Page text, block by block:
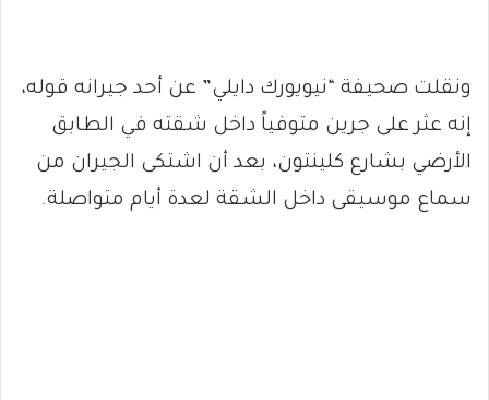
ونقلت صحيفة “نيويورك دايلي” عن أحد جيرانه قوله،
إنه عثر على جرين متوفياً داخل شقته في الطابق
الأرضي بشارع كلينتون، بعد أن اشتكى الجيران من
سماع موسيقى داخل الشقة لعدة أيام متواصلة.